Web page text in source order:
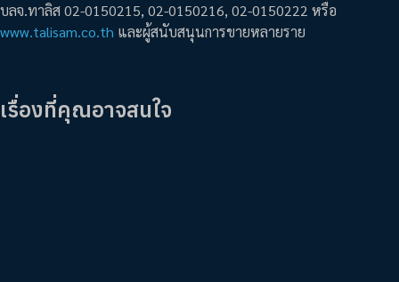
บลจ.ทาลิส 02-0150215, 02-0150216, 02-0150222 หรือ
www.talisam.co.th และผู้สนับสนุนการขายหลายราย
เรื่องที่คุณอาจสนใจ